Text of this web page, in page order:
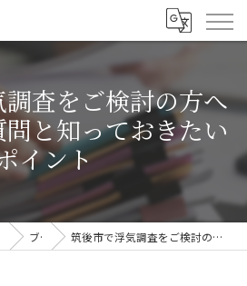
査をご検討の方へ
と知っておきたい
イント
ブログ 筑後市で浮気調査をご検討の方へ｜よくある質問と知っておきたいポイント